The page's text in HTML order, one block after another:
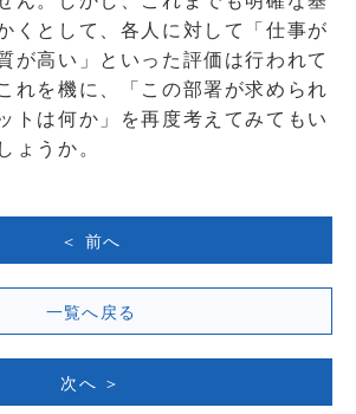
くとして、各人に対して「仕事が
が高い」といった評価は行われて
れを機に、「この部署が求められ
トは何か」を再度考えてみてもい
ょうか。
＜ 前へ
一覧へ戻る
次へ ＞